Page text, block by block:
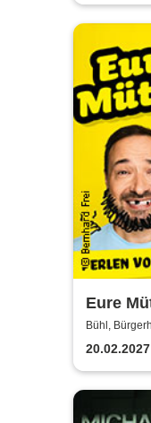
Einaudi
Eure
Säue -
Jubiläum
Bühl,
20.02.2027